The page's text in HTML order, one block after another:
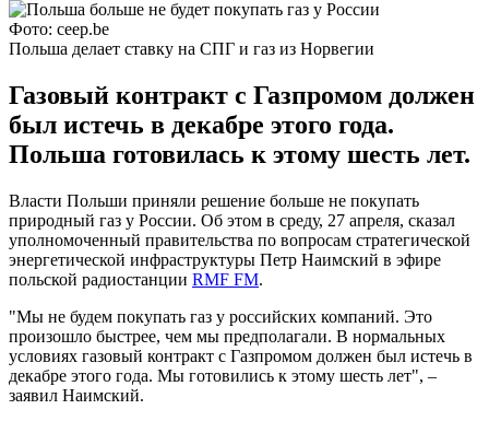
Фото: ceep.be
Польша делает ставку на СПГ и газ из Норвегии
Газовый контракт с Газпромом должен
был истечь в декабре этого года.
Польша готовилась к этому шесть лет.
Власти Польши приняли решение больше не покупать
природный газ у России. Об этом в среду, 27 апреля, сказал
уполномоченный правительства по вопросам стратегической
энергетической инфраструктуры Петр Наимский в эфире
польской радиостанции RMF FM.
"Мы не будем покупать газ у российских компаний. Это
произошло быстрее, чем мы предполагали. В нормальных
условиях газовый контракт с Газпромом должен был истечь в
декабре этого года. Мы готовились к этому шесть лет", –
заявил Наимский.